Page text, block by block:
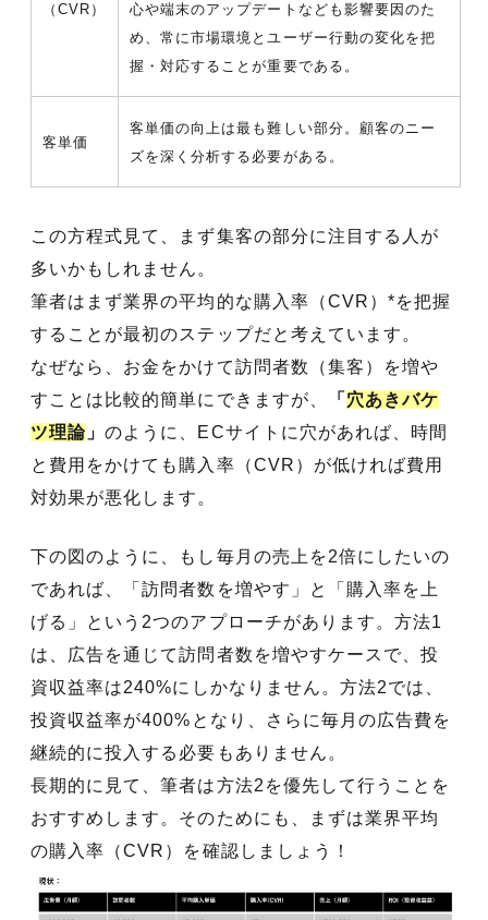
（CVR）
心や端末のアップデートなども影響要因のた
め、常に市場環境とユーザー行動の変化を把
握・対応することが重要である。
客単価
客単価の向上は最も難しい部分。顧客のニー
ズを深く分析する必要がある。
この方程式見て、まず集客の部分に注目する人が
多いかもしれません。
筆者はまず業界の平均的な購入率（CVR）*を把握
することが最初のステップだと考えています。
なぜなら、お金をかけて訪問者数（集客）を増や
すことは比較的簡単にできますが、
「 穴あきバケ
ツ理論 」のように、ECサイトに穴があれば、時間
と費用をかけても購入率（CVR）が低ければ費用
対効果が悪化します。
下の図のように、もし毎月の売上を2倍にしたいの
であれば、「訪問者数を増やす」と「購入率を上
げる」という2つのアプローチがあります。方法1
は、広告を通じて訪問者数を増やすケースで、投
資収益率は240%にしかなりません。方法2では、
投資収益率が400%となり、さらに毎月の広告費を
継続的に投入する必要もありません。
長期的に見て、筆者は方法2を優先して行うことを
おすすめします。そのためにも、まずは業界平均
の購入率（CVR）を確認しましょう！